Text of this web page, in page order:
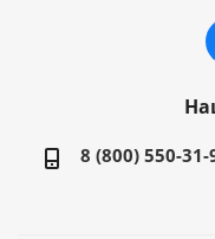
8 (800) 550-31-